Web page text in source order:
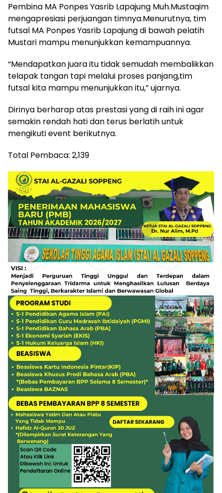
Pembina MA Ponpes Yasrib Lapajung Muh.Mustaqim
mengapresiasi perjuangan timnya.Menurutnya, tim
futsal MA Ponpes Yasrib Lapajung di bawah pelatih
Mustari mampu menunjukkan kemampuannya.
“Mendapatkan juara itu tidak semudah membalikkan
telapak tangan tapi melalui proses panjang,tim
futsal kita mampu menunjukkan itu,” ujarnya.
Dirinya berharap atas prestasi yang di raih ini agar
semakin rendah hati dan terus berlatih untuk
mengikuti event berikutnya.
Total Pembaca: 2,139